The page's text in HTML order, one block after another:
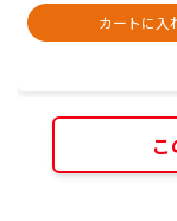
カートに入